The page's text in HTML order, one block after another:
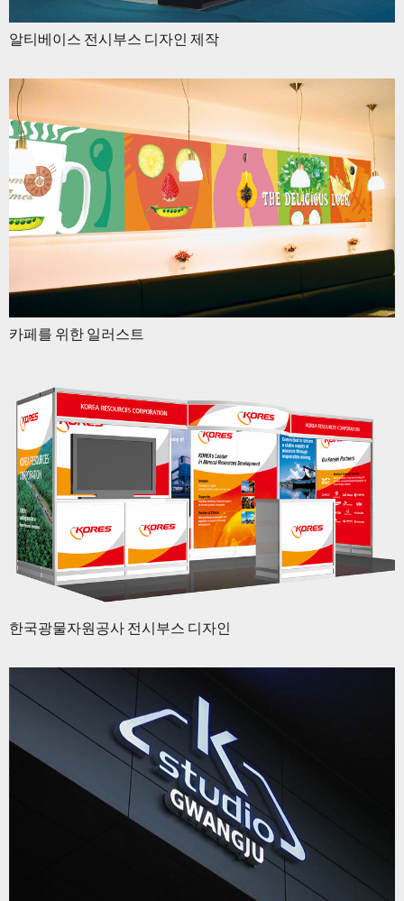
알티베이스 전시부스 디자인 제작
카페를 위한 일러스트
한국광물자원공사 전시부스 디자인